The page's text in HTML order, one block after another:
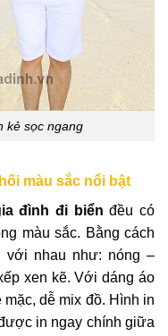
kẻ sọc ngang
màu sắc nổi bật
đình đi biểnđều có
màu sắc. Bằng cách
với nhau như: nóng –
xen kẽ. Với dáng áo
dễ mix đồ. Hình in
in ngay chính giữa